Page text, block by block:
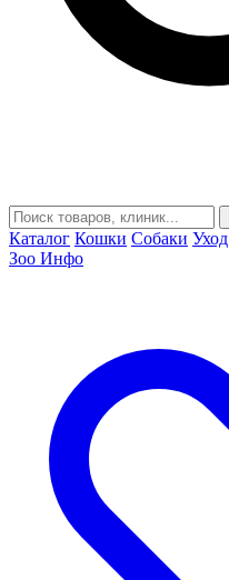
Каталог Кошки Собаки Уход
Зоо Инфо